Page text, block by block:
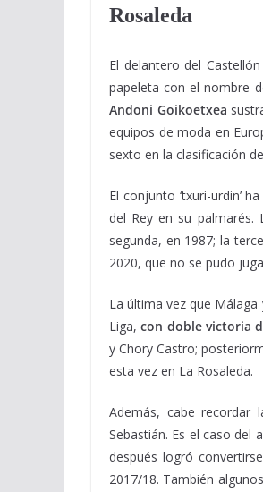
Rosaleda
El delantero del Castellón
papeleta con el nombre
Andoni Goikoetxea
equipos de moda en
sexto en la clasificación
El conjunto ‘txuri-urdin’
del Rey en su palmarés.
segunda, en 1987; la
2020, que no se pudo
La última vez que
Liga,con doble victoria
y Chory Castro;
esta vez en La Rosaleda.
Además, cabe recordar
Sebastián. Es el caso del
después logró
2017/18. También